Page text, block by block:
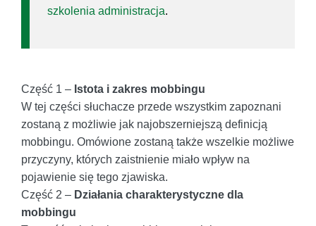
szkolenia administracja.
Część 1 – Istota i zakres mobbingu
W tej części słuchacze przede wszystkim zapoznani
zostaną z możliwie jak najobszerniejszą definicją
mobbingu. Omówione zostaną także wszelkie możliwe
przyczyny, których zaistnienie miało wpływ na
pojawienie się tego zjawiska.
Część 2 – Działania charakterystyczne dla
mobbingu